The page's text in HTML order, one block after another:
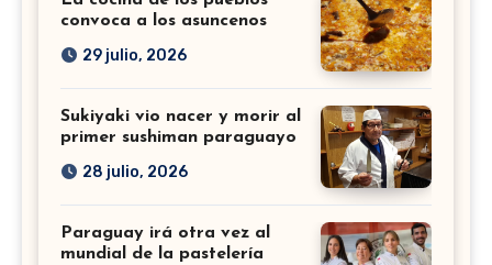
convoca a los asuncenos
29 julio, 2026
Sukiyaki vio nacer y morir al
primer sushiman paraguayo
28 julio, 2026
Paraguay irá otra vez al
mundial de la pastelería